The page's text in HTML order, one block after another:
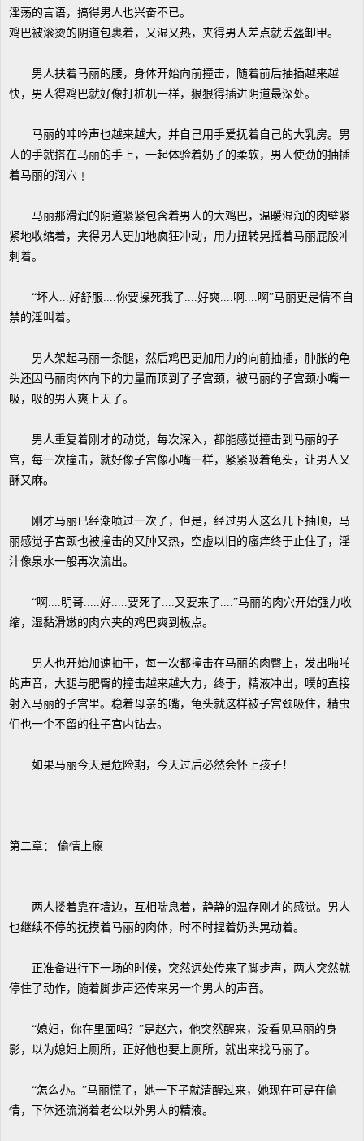
淫荡的言语，搞得男人也兴奋不已。
鸡巴被滚烫的阴道包裹着，又湿又热，夹得男人差点就丢盔卸甲。
男人扶着马丽的腰，身体开始向前撞击，随着前后抽插越来越
快，男人得鸡巴就好像打桩机一样，狠狠得插进阴道最深处。
马丽的呻吟声也越来越大，并自己用手爱抚着自己的大乳房。男
人的手就搭在马丽的手上，一起体验着奶子的柔软，男人使劲的抽插
着马丽的润穴﹗
马丽那滑润的阴道紧紧包含着男人的大鸡巴，温暖湿润的肉壁紧
紧地收缩着，夹得男人更加地疯狂冲动，用力扭转晃摇着马丽屁股冲
刺着。
“坏人...好舒服....你要操死我了....好爽....啊....啊”马丽更是情不自
禁的淫叫着。
男人架起马丽一条腿，然后鸡巴更加用力的向前抽插，肿胀的龟
头还因马丽肉体向下的力量而顶到了子宫颈，被马丽的子宫颈小嘴一
吸，吸的男人爽上天了。
男人重复着刚才的动觉，每次深入，都能感觉撞击到马丽的子
宫，每一次撞击，就好像子宫像小嘴一样，紧紧吸着龟头，让男人又
酥又麻。
刚才马丽已经潮喷过一次了，但是，经过男人这么几下抽顶，马
丽感觉子宫颈也被撞击的又肿又热，空虚以旧的瘙痒终于止住了，淫
汁像泉水一般再次流出。
“啊....明哥.....好.....要死了....又要来了....”马丽的肉穴开始强力收
缩，湿黏滑嫩的肉穴夹的鸡巴爽到极点。
男人也开始加速抽干，每一次都撞击在马丽的肉臀上，发出啪啪
的声音，大腿与肥臀的撞击越来越大力，终于，精液冲出，噗的直接
射入马丽的子宫里。稳着母亲的嘴，龟头就这样被子宫颈吸住，精虫
们也一个不留的往子宫内钻去。
如果马丽今天是危险期，今天过后必然会怀上孩子！
第二章： 偷情上瘾
两人搂着靠在墙边，互相喘息着，静静的温存刚才的感觉。男人
也继续不停的抚摸着马丽的肉体，时不时捏着奶头晃动着。
正准备进行下一场的时候，突然远处传来了脚步声，两人突然就
停住了动作，随着脚步声还传来另一个男人的声音。
“媳妇，你在里面吗？”是赵六，他突然醒来，没看见马丽的身
影，以为媳妇上厕所，正好他也要上厕所，就出来找马丽了。
“怎么办。”马丽慌了，她一下子就清醒过来，她现在可是在偷
情，下体还流淌着老公以外男人的精液。